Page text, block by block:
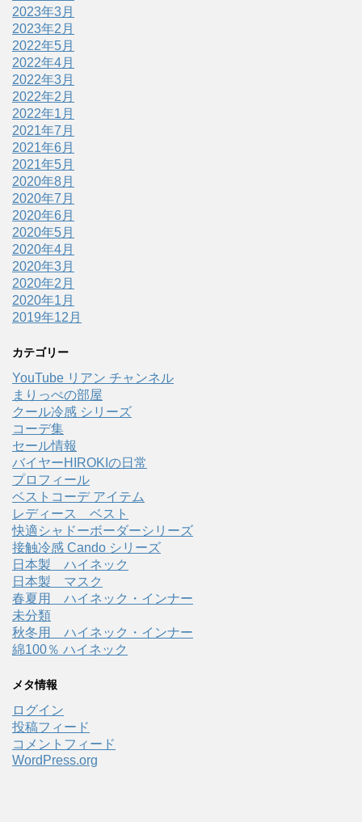
2023年3月
2023年2月
2022年5月
2022年4月
2022年3月
2022年2月
2022年1月
2021年7月
2021年6月
2021年5月
2020年8月
2020年7月
2020年6月
2020年5月
2020年4月
2020年3月
2020年2月
2020年1月
2019年12月
カテゴリー
YouTube リアン チャンネル
まりっぺの部屋
クール冷感 シリーズ
コーデ集
セール情報
バイヤーHIROKIの日常
プロフィール
ベストコーデ アイテム
レディース ベスト
快適シャドーボーダーシリーズ
接触冷感 Cando シリーズ
日本製 ハイネック
日本製 マスク
春夏用 ハイネック・インナー
未分類
秋冬用 ハイネック・インナー
綿100％ ハイネック
メタ情報
ログイン
投稿フィード
コメントフィード
WordPress.org